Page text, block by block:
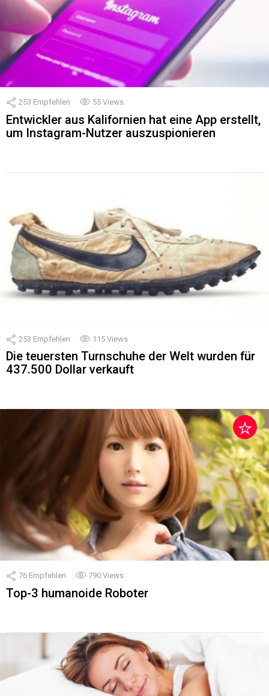
253 Empfehlen 55 Views
Entwickler aus Kalifornien hat eine App erstellt,
um Instagram-Nutzer auszuspionieren
253 Empfehlen 115 Views
Die teuersten Turnschuhe der Welt wurden für
437.500 Dollar verkauft
76 Empfehlen 790 Views
Top-3 humanoide Roboter